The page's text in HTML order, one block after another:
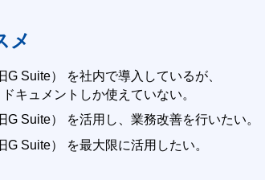
メ
G Suite） を社内で導入しているが、
キュメントしか使えていない。
G Suite） を活用し、業務改善を行いたい。
G Suite） を最大限に活用したい。